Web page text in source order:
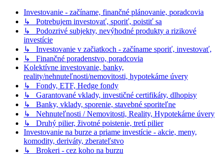
Investovanie - začíname, finančné plánovanie, poradcovia
↳ Potrebujem investovať, sporiť, poistiť sa
↳ Podozrivé subjekty, nevýhodné produkty a rizikové
investície
↳ Investovanie v začiatkoch - začíname sporiť, investovať,
↳ Finančné poradenstvo, poradcovia
Kolektívne investovanie, banky,
reality/nehnuteľnosti/nemovitosti, hypotekárne úvery
↳ Fondy, ETF, Hedge fondy
↳ Garantované vklady, investičné certifikáty, dlhopisy
↳ Banky, vklady, sporenie, stavebné sporiteľne
↳ Nehnuteľnosti / Nemovitosti, Reality, Hypotekárne úvery
↳ Druhý pilier, životné poistenie, tretí pilier
Investovanie na burze a priame investície - akcie, meny,
komodity, deriváty, zberateľstvo
↳ Brokeri - cez koho na burzu